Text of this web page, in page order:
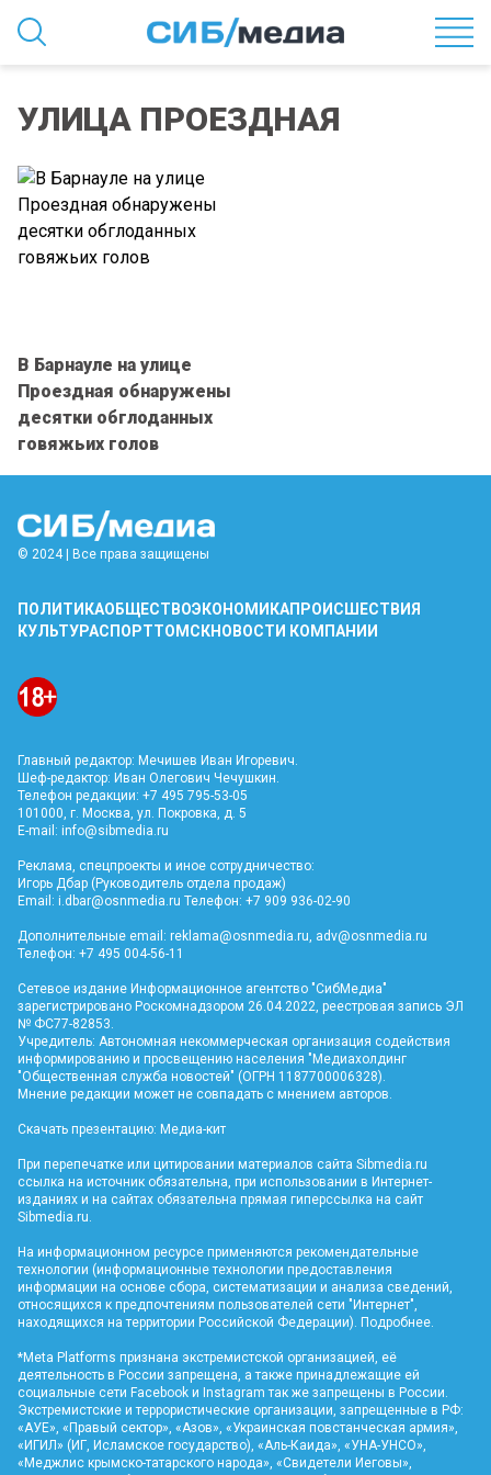
УЛИЦА ПРОЕЗДНАЯ
В Барнауле на улице
Проездная обнаружены
десятки обглоданных
говяжьих голов
© 2024 | Все права защищены
ПОЛИТИКАОБЩЕСТВОЭКОНОМИКАПРОИСШЕСТВИЯ
КУЛЬТУРАСПОРТТОМСКНОВОСТИ КОМПАНИИ
Главный редактор: Мечишев Иван Игоревич.
Шеф-редактор: Иван Олегович Чечушкин.
Телефон редакции: +7 495 795-53-05
101000, г. Москва, ул. Покровка, д. 5
E-mail: info@sibmedia.ru
Реклама, спецпроекты и иное сотрудничество:
Игорь Дбар (Руководитель отдела продаж)
Email: i.dbar@osnmedia.ru Телефон: +7 909 936-02-90
Дополнительные email: reklama@osnmedia.ru adv@osnmedia.ru
Телефон: +7 495 004-56-11
Сетевое издание Информационное агентство "СибМедиа"
зарегистрировано Роскомнадзором 26.04.2022, реестровая запись ЭЛ
№ ФС77-82853.
Учредитель: Автономная некоммерческая организация содействия
информированию и просвещению населения "Медиахолдинг
"Общественная служба новостей" (ОГРН 1187700006328).
Мнение редакции может не совпадать с мнением авторов.
Скачать презентацию: Медиа-кит
При перепечатке или цитировании материалов сайта Sibmedia.ru
ссылка на источник обязательна, при использовании в Интернет-
изданиях и на сайтах обязательна прямая гиперссылка на сайт
Sibmedia.ru
На информационном ресурсе применяются рекомендательные
технологии (информационные технологии предоставления
информации на основе сбора, систематизации и анализа сведений,
относящихся к предпочтениям пользователей сети "Интернет",
находящихся на территории Российской Федерации). Подробнее
*Meta Platforms признана экстремистской организацией, её
деятельность в России запрещена, а также принадлежащие ей
социальные сети Facebook и Instagram так же запрещены в России.
Экстремистские и террористические организации, запрещенные в РФ:
«АУЕ», «Правый сектор», «Азов», «Украинская повстанческая армия»,
«ИГИЛ» (ИГ, Исламское государство), «Аль-Каида», «УНА-УНСО»,
«Меджлис крымско-татарского народа», «Свидетели Иеговы»,